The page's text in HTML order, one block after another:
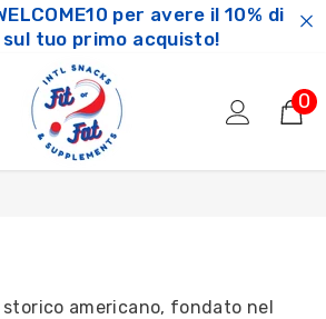
per avere il 10% di
tuo primo acquisto!
00
americano, fondato nel